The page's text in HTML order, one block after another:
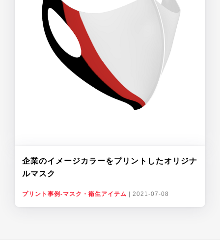
企業のイメージカラーをプリントしたオリジナ
ルマスク
プリント事例-マスク・衛生アイテム 2021-07-08